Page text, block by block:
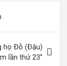
họ Đỗ (Đậu)
lần thứ 23”